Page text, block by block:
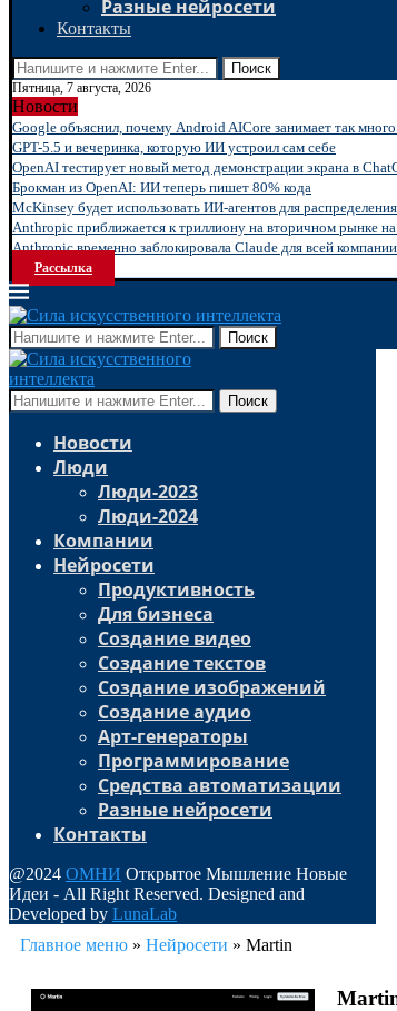
Разные нейросети
Контакты
Поиск
Пятница, 7 августа, 2026
Новости
Google объяснил, почему Android AICore занимает так
GPT-5.5 и вечеринка, которую ИИ устроил сам себе
OpenAI тестирует новый метод демонстрации экрана в
Брокман из OpenAI: ИИ теперь пишет 80% кода
McKinsey будет использовать ИИ-агентов для
Anthropic приближается к триллиону на вторичном рынке
Anthropic временно заблокировала Claude для всей
Рассылка
Поиск
Поиск
Новости
Люди
Люди-2023
Люди-2024
Компании
Нейросети
Продуктивность
Для бизнеса
Создание видео
Создание текстов
Создание изображений
Создание аудио
Арт-генераторы
Программирование
Средства автоматизации
Разные нейросети
Контакты
@2024 ОМНИ Открытое Мышление Новые
Идеи - All Right Reserved. Designed and
Developed by LunaLab
Главное меню » Нейросети » Martin